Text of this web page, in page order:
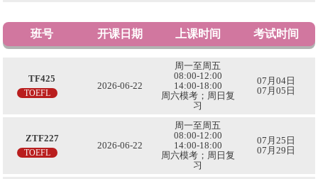
班号 开课日期 上课时间 考试时间
TF425
TOEFL
2026-06-22
周一至周五
08:00-12:00
14:00-18:00
周六模考；周日复
习
07月04日
07月05日
ZTF227
TOEFL
2026-06-22
周一至周五
08:00-12:00
14:00-18:00
周六模考；周日复
习
07月25日
07月29日